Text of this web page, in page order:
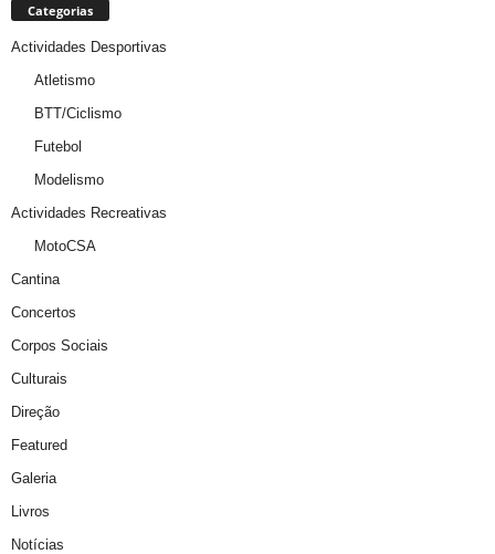
Categorias
Actividades Desportivas
Atletismo
BTT/Ciclismo
Futebol
Modelismo
Actividades Recreativas
MotoCSA
Cantina
Concertos
Corpos Sociais
Culturais
Direção
Featured
Galeria
Livros
Notícias